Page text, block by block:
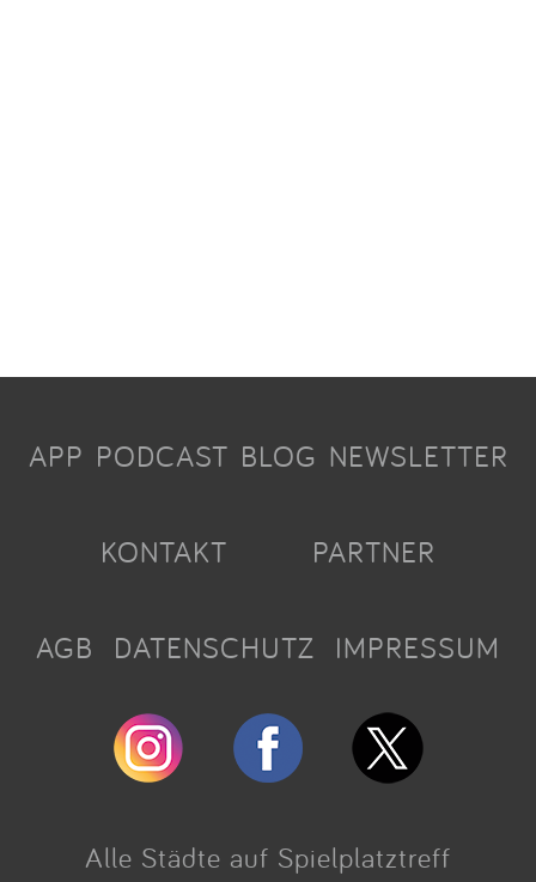
APP PODCAST BLOG NEWSLETTER
KONTAKT PARTNER
AGB DATENSCHUTZ IMPRESSUM
Alle Städte auf Spielplatztreff